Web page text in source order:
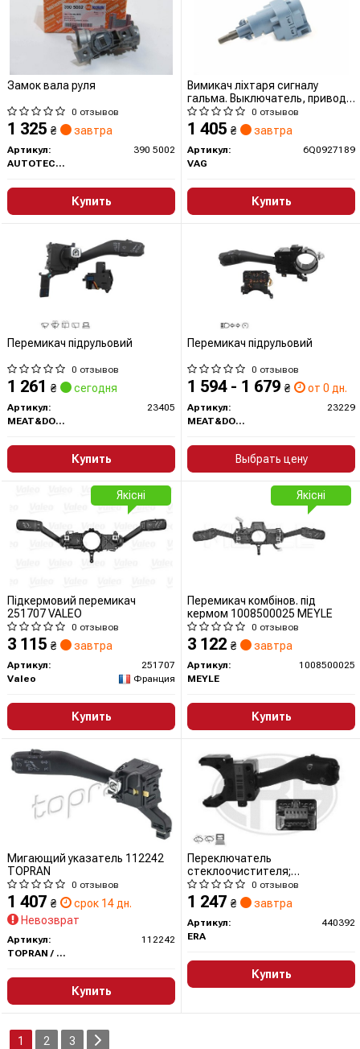
Замок вала руля
0 отзывов
1 325 ₴ завтра
Артикул:
390 5002
AUTOTECHTEILE
Купить
Вимикач ліхтаря сигналу
гальма. Выключатель, привод
сцепления (Tempomat).
Выключатель, привод
сцепления (управление
двигателем) 6Q0927189 VAG
0 отзывов
1 405 ₴ завтра
Артикул:
6Q0927189
VAG
Купить
Перемикач підрульовий
0 отзывов
1 261 ₴ сегодня
Артикул:
23405
MEAT&DORIA
Купить
Перемикач підрульовий
0 отзывов
1 594 - 1 679 ₴ от 0 дн.
Артикул:
23229
MEAT&DORIA
Выбрать цену
Підкермовий перемикач
251707 VALEO
0 отзывов
3 115 ₴ завтра
Артикул:
251707
Valeo
Франция
Купить
Якісні
Перемикач комбінов. під
кермом 1008500025 MEYLE
0 отзывов
3 122 ₴ завтра
Артикул:
1008500025
MEYLE
Купить
Якісні
Мигающий указатель 112242
TOPRAN
0 отзывов
1 407 ₴
срок 14 дн.
Невозврат
Артикул:
112242
TOPRAN / HANS PRIES
Купить
Переключатель
стеклоочистителя;
Выключатель на колонке
рулевого управления
0 отзывов
1 247 ₴ завтра
Артикул:
440392
ERA
Купить
1 2 3